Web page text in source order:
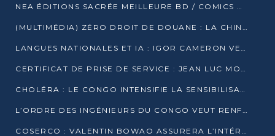
NEA ÉDITIONS SACRÉE MEILLEURE BD / COMICS D’AFRIQUE AU KENYA
(MULTIMÉDIA) ZÉRO DROIT DE DOUANE : LA CHINE ET L’AFRIQUE VERS UNE PROXIMITÉ SANS PRÉCÉDENT (PAPIER GÉNÉRAL)
LANGUES NATIONALES ET IA : IGOR CAMERON VEUT ARRIMER LA STRATÉGIE IA À LA LOI SUR LA RECHERCHE
CERTIFICAT DE PRISE DE SERVICE : JEAN LUC MOUTHOU DÉMENT UNE « FAKE NEWS »
CHOLÉRA : LE CONGO INTENSIFIE LA SENSIBILISATION AU MARCHÉ DE TALANGAÏ
L’ORDRE DES INGÉNIEURS DU CONGO VEUT RENFORCER L’ÉTHIQUE ET LA CRÉDIBILITÉ DE LA PROFESSION
COSERCO : VALENTIN BOWAO ASSURERA L’INTÉRIM À LA TÊTE DU BUREAU EXÉCUTIF NATIONAL